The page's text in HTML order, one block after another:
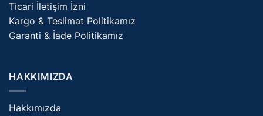
Ticari İletişim İzni
Kargo & Teslimat Politikamız
Garanti & İade Politikamız
HAKKIMIZDA
Hakkımızda